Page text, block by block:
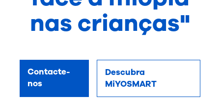
nas crianças"
Contacte-
nos
Descubra
MiYOSMART